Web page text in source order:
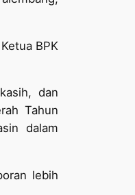
BPK
dan
Tahun
dalam
lebih